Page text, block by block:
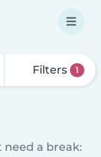
Filters 1
a break: